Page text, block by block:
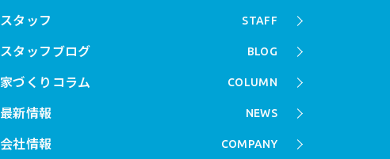
STAFF
スタッフ
BLOG
スタッフブログ
COLUMN
家づくりコラム
NEWS
最新情報
COMPANY
会社情報